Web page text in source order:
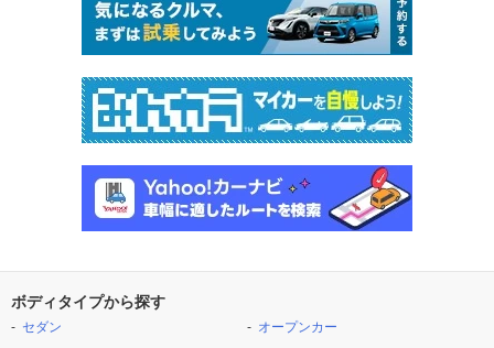
ボディタイプから探す
セダン
オープンカー